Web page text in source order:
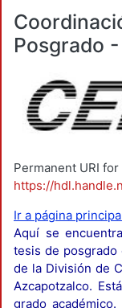
Posgrado -
Permanent URI
https://
Ir a página
Aquí se
tesis de posgrado
de la División de
Azcapotzalco.
grado